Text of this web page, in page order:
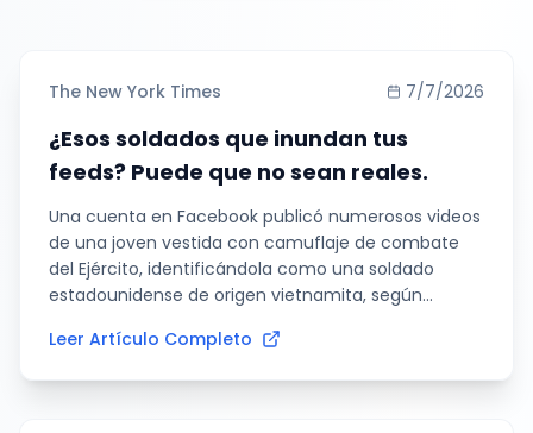
The New York Times 7/7/2026
¿Esos soldados que inundan tus
feeds? Puede que no sean reales.
Una cuenta en Facebook publicó numerosos videos
de una joven vestida con camuflaje de combate
del Ejército, identificándola como una soldado
estadounidense de origen vietnamita, según
en videos. La sección de comentarios incluye un
Leer Artículo Completo